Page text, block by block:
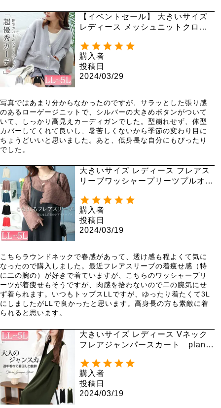
【イベントセール】 大きいサイズ
レディース メッシュニットクロッ
購入者
投稿日
2024/03/29
写真ではあまり分からなかったのですが、サラッとした張り感
のあるローゲージニットで、シルバーの大きめボタンがついて
いて、しっかり高見えカーディガンでした。型崩れせず、体型
カバーしてくれて良いし、暑苦しくないから季節の変わり目に
ちょうどいいと思いました。あと、低身長な自分にもぴったり
でした。
大きいサイズ レディース フレアス
リーブワッシャープリーツプルオー
購入者
投稿日
2024/03/19
こちらラウンドネックで春感があって、透け感も程よくて気に
なったので購入しました。最近フレアスリーブの着痩せ感（特
に二の腕の）が好きで着ていますが、こちらのワッシャープリ
ーツが着痩せもそうですが、肉感を拾わないので二の腕気にせ
ず着られます。いつもトップスLLですが、ゆったり着たくて3L
にしましたがLLで良かったと思います。高身長の方も素敵に着
られると思います。
大きいサイズ レディース Vネック
フレアジャンパースカート plan-2
購入者
投稿日
2024/03/19